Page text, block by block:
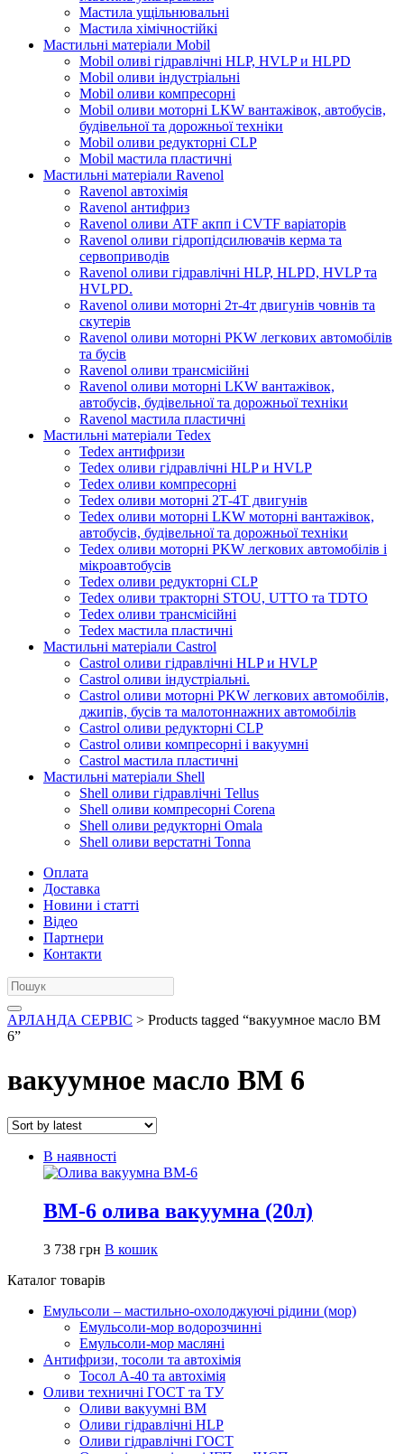
Мастила ущільнювальні
Мастила хімічностійкі
Мастильні матеріали Mobil
Mobil оливі гідравлічні HLP, HVLP и HLPD
Mobil оливи індустріальні
Mobil оливи компресорні
Mobil оливи моторні LKW вантажівок, автобусів,
будівельної та дорожньої техніки
Mobil оливи редукторні CLP
Mobil мастила пластичні
Мастильні матеріали Ravenol
Ravenol автохімія
Ravenol антифриз
Ravenol оливи ATF акпп і CVTF варіаторів
Ravenol оливи гідропідсилювачів керма та
сервоприводів
Ravenol оливи гідравлічні HLP, HLPD, HVLP та
HVLPD.
Ravenol оливи моторні 2т-4т двигунів човнів та
скутерів
Ravenol оливи моторні PKW легкових автомобілів
та бусів
Ravenol оливи трансмісійні
Ravenol оливи моторні LKW вантажівок,
автобусів, будівельної та дорожньої техніки
Ravenol мастила пластичні
Мастильні матеріали Tedex
Tedex антифризи
Tedex оливи гідравлічні HLP и HVLP
Tedex оливи компресорні
Tedex оливи моторні 2Т-4Т двигунів
Tedex оливи моторні LKW моторні вантажівок,
автобусів, будівельної та дорожньої техніки
Tedex оливи моторні PKW легкових автомобілів і
мікроавтобусів
Tedex оливи редукторні CLP
Tedex оливи тракторні STOU, UTTO та TDTO
Tedex оливи трансмісійні
Tedex мастила пластичні
Мастильні матеріали Castrol
Castrol оливи гідравлічні HLP и HVLP
Castrol оливи індустріальні.
Castrol оливи моторні PKW легкових автомобілів,
джипів, бусів та малотоннажних автомобілів
Castrol оливи редукторні CLP
Castrol оливи компресорні і вакуумні
Castrol мастила пластичні
Мастильні матеріали Shell
Shell оливи гідравлічні Tellus
Shell оливи компресорні Corena
Shell оливи редукторні Omala
Shell оливи верстатні Tonna
Оплата
Доставка
Новини і статті
Відео
Партнери
Контакти
АРЛАНДА СЕРВІС > Products tagged “вакуумное масло ВМ
6”
вакуумное масло ВМ 6
В наявності
ВМ-6 олива вакуумна (20л)
3 738 грн В кошик
Каталог товарів
Емульсоли – мастильно-охолоджуючі рідини (мор)
Емульсоли-мор водорозчинні
Емульсоли-мор масляні
Антифризи, тосоли та автохімія
Тосол А-40 та автохімія
Оливи техничні ГОСТ та ТУ
Оливи вакуумні ВМ
Оливи гідравлічні HLP
Оливи гідравлічні ГОСТ